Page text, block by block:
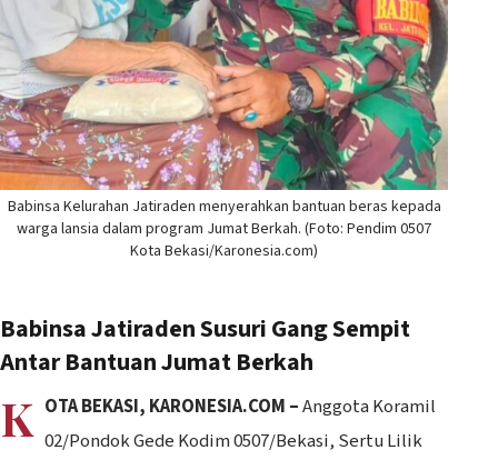
Babinsa Kelurahan Jatiraden menyerahkan bantuan beras kepada
warga lansia dalam program Jumat Berkah. (Foto: Pendim 0507
Kota Bekasi/Karonesia.com)
Babinsa Jatiraden Susuri Gang Sempit
Antar Bantuan Jumat Berkah
K OTA BEKASI, KARONESIA.COM –Anggota Koramil
02/Pondok Gede Kodim 0507/Bekasi, Sertu Lilik